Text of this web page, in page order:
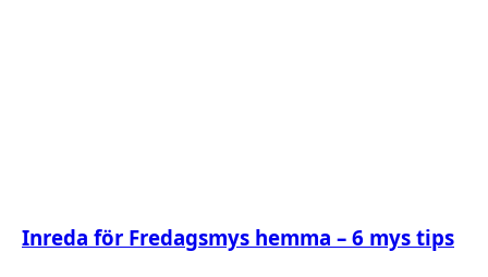
Inreda för Fredagsmys hemma – 6 mys tips